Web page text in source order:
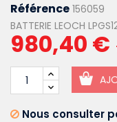
Référence 156059
BATTERIE LEOCH
980,40 €
Nous consulter